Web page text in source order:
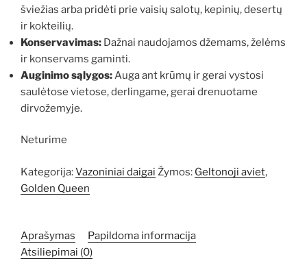
šviežias arba pridėti prie vaisių salotų, kepinių, desertų
ir kokteilių.
Konservavimas: Dažnai naudojamos džemams, želėms
ir konservams gaminti.
Auginimo sąlygos: Auga ant krūmų ir gerai vystosi
saulėtose vietose, derlingame, gerai drenuotame
dirvožemyje.
Neturime
Kategorija:Vazoniniai daigai Žymos: Geltonoji aviet,
Golden Queen
Aprašymas
Papildoma informacija
Atsiliepimai (0)